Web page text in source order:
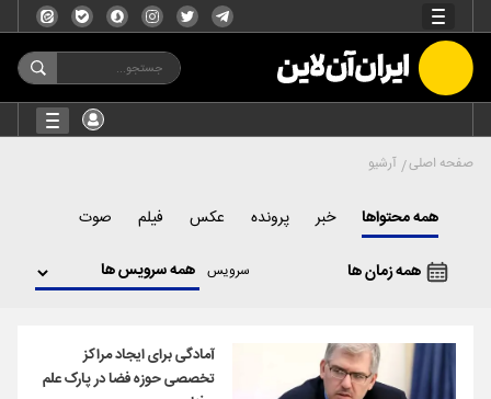
صفحه اصلی آرشیو
همه محتواها خبر پرونده عکس فیلم صوت
همه زمان ها سرویس
آمادگی برای ایجاد مراکز
تخصصی حوزه فضا در پارک علم